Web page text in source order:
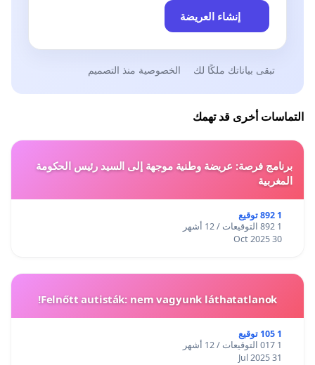
إنشاء العريضة
تبقى بياناتك ملكًا لك الخصوصية منذ التصميم
التماسات أخرى قد تهمك
برنامج فرصة: عريضة وطنية موجهة إلى السيد رئيس الحكومة
المغربية
1 892 توقيع
1 892 التوقيعات / 12 أشهر
30 Oct 2025
Felnőtt autisták: nem vagyunk láthatatlanok!
1 105 توقيع
1 017 التوقيعات / 12 أشهر
31 Jul 2025